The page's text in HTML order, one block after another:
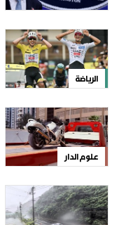
الرياضة
علوم الدار